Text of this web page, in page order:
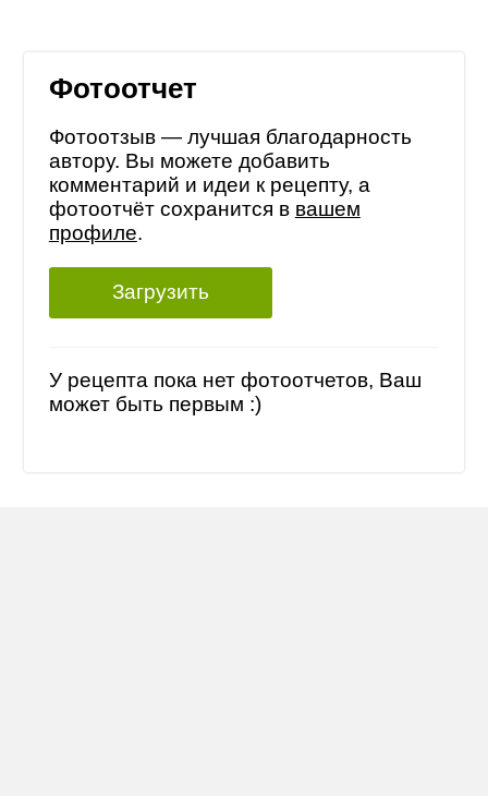
Фотоотчет
Фотоотзыв — лучшая благодарность
автору. Вы можете добавить
комментарий и идеи к рецепту, а
фотоотчёт сохранится в вашем
профиле.
Загрузить
У рецепта пока нет фотоотчетов, Ваш
может быть первым :)